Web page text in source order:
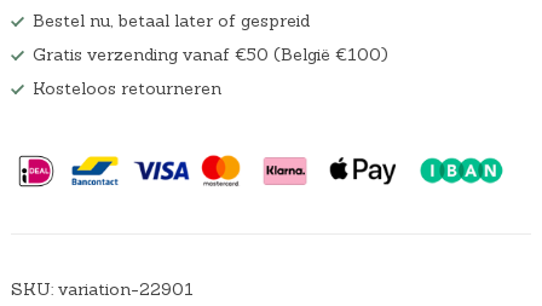
Bestel nu, betaal later of gespreid
Gratis verzending vanaf €50 (België €100)
Kosteloos retourneren
SKU: variation-22901